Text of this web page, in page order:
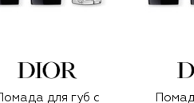
Помада для губ с